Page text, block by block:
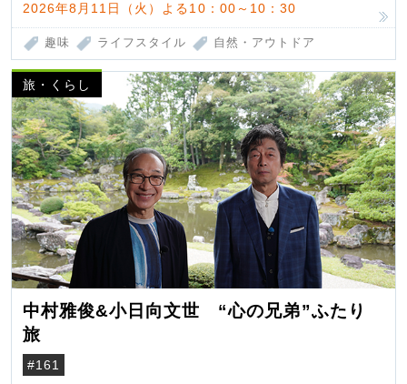
2026年8月11日（火）よる10：00～10：30
趣味 ライフスタイル 自然・アウトドア
旅・くらし
中村雅俊&小日向文世 “心の兄弟”ふたり
旅
#161